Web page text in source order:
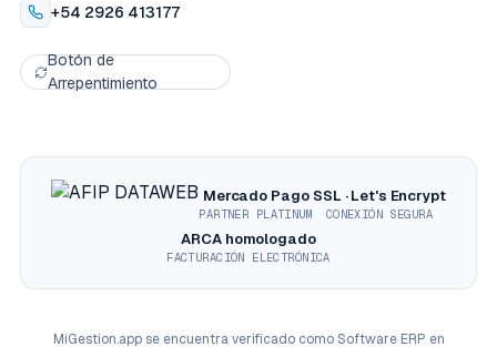
+54 2926 413177
Botón de
Arrepentimiento
Mercado Pago
PARTNER PLATINUM
SSL · Let's Encrypt
CONEXIÓN SEGURA
ARCA homologado
FACTURACIÓN ELECTRÓNICA
MiGestion.appse encuentra verificado comoSoftware ERP en